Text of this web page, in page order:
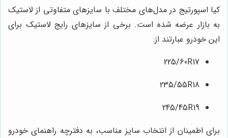
کیا اسپورتیج در مدل‌های مختلف با سایزهای متفاوتی از لاستیک
به بازار عرضه شده است. برخی از سایزهای رایج لاستیک برای
این خودرو عبارتند از:
225/60R17
235/55R18
245/45R19
برای اطمینان از انتخاب سایز مناسب، به دفترچه راهنمای خودرو